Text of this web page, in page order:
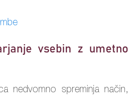
vsebin z umetno
nedvomno spreminja način,